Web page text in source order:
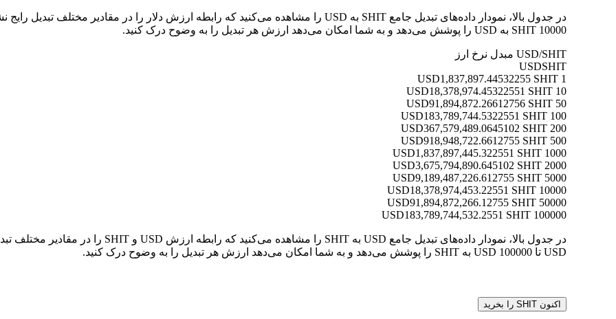
10000 SHIT به USD را پوشش می‌دهد و به شما امکان می‌دهد ارزش هر تبدیل را به وضوح درک کنید.
USD/SHIT مبدل نرخ ارز
USDSHIT
1 USD
1,837,897.44532255 SHIT
10 USD
18,378,974.45322551 SHIT
50 USD
91,894,872.26612756 SHIT
100 USD
183,789,744.5322551 SHIT
200 USD
367,579,489.0645102 SHIT
500 USD
918,948,722.6612755 SHIT
1000 USD
1,837,897,445.322551 SHIT
2000 USD
3,675,794,890.645102 SHIT
5000 USD
9,189,487,226.612755 SHIT
10000 USD
18,378,974,453.22551 SHIT
50000 USD
91,894,872,266.12755 SHIT
100000 USD
183,789,744,532.2551 SHIT
USD تا 100000 USD به SHIT را پوشش می‌دهد و به شما امکان می‌دهد ارزش هر تبدیل را به وضوح درک کنید.
اکنون SHIT را بخرید